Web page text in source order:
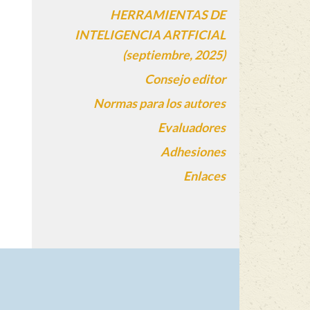
HERRAMIENTAS DE
INTELIGENCIA ARTFICIAL
(septiembre, 2025)
Consejo editor
Normas para los autores
Evaluadores
Adhesiones
Enlaces